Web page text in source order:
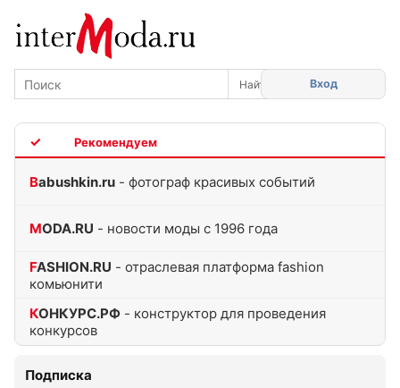
Вход
Babushkin.ru - фотограф красивых событий
MODA.RU - новости моды с 1996 года
FASHION.RU - отраслевая платформа fashion
комьюнити
КОНКУРС.РФ - конструктор для проведения
конкурсов
Подписка